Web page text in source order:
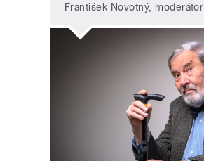
František Novotný, moderátor